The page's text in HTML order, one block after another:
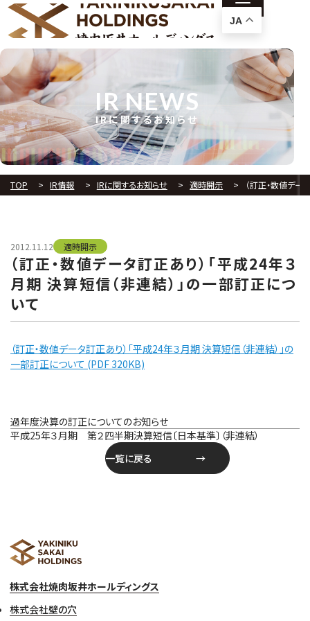
IRに関するお知らせ
IR NEWS
TOP IR情報 IRに関するお知らせ 適時開示 （訂正・数値デー
2012.11.12 適時開示
（訂正・数値データ訂正あり）「平成24年３
月期 決算短信（非連結）」の一部訂正につ
いて
（訂正・数値データ訂正あり）「平成24年３月期 決算短信（非連結）」の
一部訂正について (PDF 320KB)
投
稿
過年度決算の訂正についてのお知らせ
平成25年３月期 第２四半期決算短信〔日本基準〕（非連結）
一覧に戻る
株式会社焼肉坂井ホールディングス
株式会社壁の穴
JA